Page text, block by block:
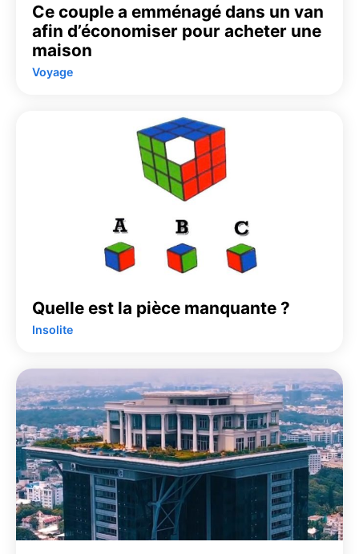
Ce couple a emménagé dans un van
afin d’économiser pour acheter une
maison
Voyage
Quelle est la pièce manquante ?
Insolite